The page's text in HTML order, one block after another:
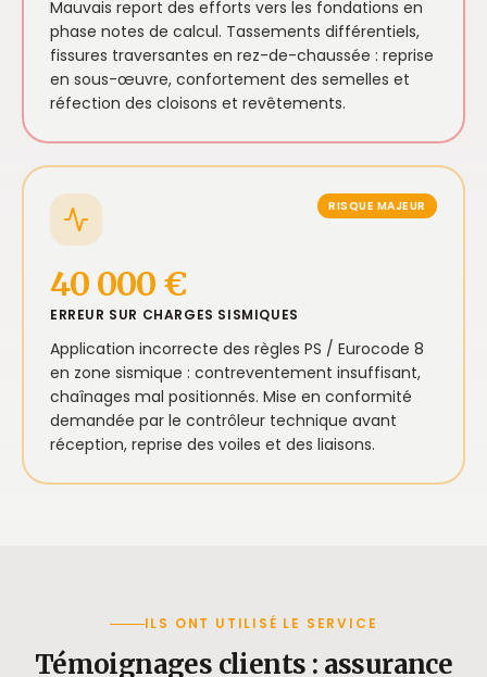
Mauvais report des efforts vers les fondations en
phase notes de calcul. Tassements différentiels,
fissures traversantes en rez-de-chaussée : reprise
en sous-œuvre, confortement des semelles et
réfection des cloisons et revêtements.
RISQUE MAJEUR
40 000 €
ERREUR SUR CHARGES SISMIQUES
Application incorrecte des règles PS / Eurocode 8
en zone sismique : contreventement insuffisant,
chaînages mal positionnés. Mise en conformité
demandée par le contrôleur technique avant
réception, reprise des voiles et des liaisons.
ILS ONT UTILISÉ LE SERVICE
Témoignages clients : assurance